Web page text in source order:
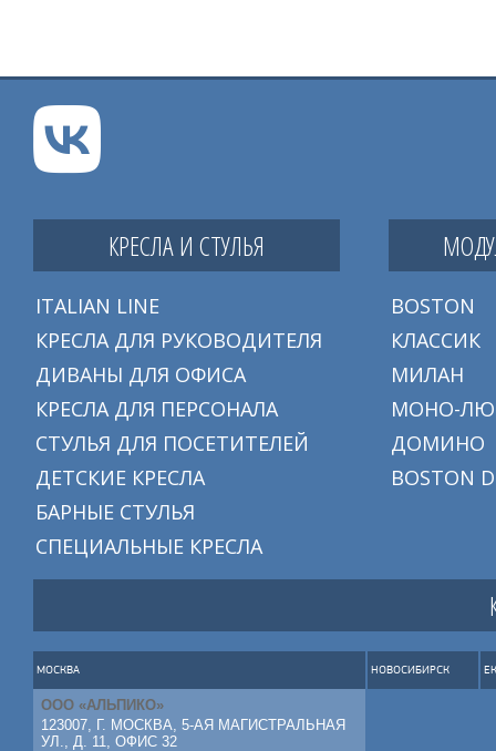
КРЕСЛА И СТУЛЬЯ
ITALIAN LINE
КРЕСЛА ДЛЯ РУКОВОДИТЕЛЯ
ДИВАНЫ ДЛЯ ОФИСА
КРЕСЛА ДЛЯ ПЕРСОНАЛА
СТУЛЬЯ ДЛЯ ПОСЕТИТЕЛЕЙ
ДЕТСКИЕ КРЕСЛА
БАРНЫЕ СТУЛЬЯ
СПЕЦИАЛЬНЫЕ КРЕСЛА
BOSTON
КЛАССИК
МИЛАН
МОНО-
ДОМИНО
BOSTON
МОСКВА
ООО «АЛЬПИКО»
123007, Г. МОСКВА, 5-АЯ МАГИСТРАЛЬНАЯ
УЛ., Д. 11, ОФИС 32
НОВОСИБИРСК